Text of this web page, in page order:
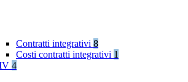
Contratti integrativi 8
Costi contratti integrativi 1
4